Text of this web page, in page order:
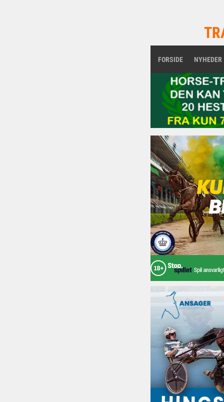
FORSIDE NYHEDER